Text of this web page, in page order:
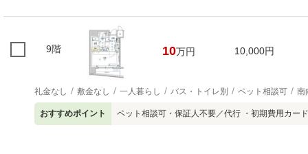
9階 10万円 10,000円
礼金なし 敷金なし 一人暮らし バス・トイレ別 ペット相談可 南
おすすめポイント ペット相談可・保証人不要／代行 ・初期費用カー